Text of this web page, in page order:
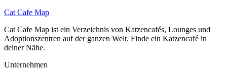
Cat Cafe Map
Cat Cafe Map ist ein Verzeichnis von Katzencafés, Lounges und
Adoptionszentren auf der ganzen Welt. Finde ein Katzencafé in
deiner Nähe.
Unternehmen